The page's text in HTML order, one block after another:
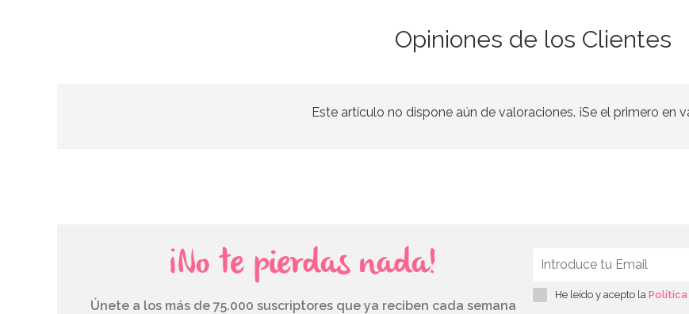
Opiniones de los Clientes
Este artículo no dispone aún de valoraciones. ¡Se el primero en
¡No te pierdas nada!
Únete a los más de 75.000 suscriptores que ya reciben cada semana
He leído y acepto la Política